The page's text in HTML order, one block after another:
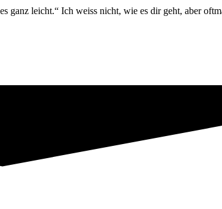
ganz leicht.“ Ich weiss nicht, wie es dir geht, aber